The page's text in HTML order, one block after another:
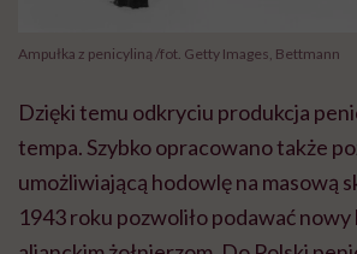
Ampułka z penicyliną /fot. Getty Images, Bettmann
Dzięki temu odkryciu produkcja
tempa. Szybko opracowano także
umożliwiającą hodowlę na masową
1943 roku pozwoliło podawać